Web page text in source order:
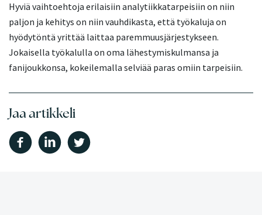
Hyviä vaihtoehtoja erilaisiin analytiikkatarpeisiin on niin
paljon ja kehitys on niin vauhdikasta, että työkaluja on
hyödytöntä yrittää laittaa paremmuusjärjestykseen.
Jokaisella työkalulla on oma lähestymiskulmansa ja
fanijoukkonsa, kokeilemalla selviää paras omiin tarpeisiin.
Jaa artikkeli